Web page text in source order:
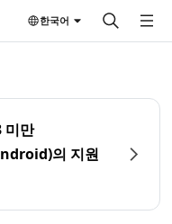
한국어
미만
의 지원